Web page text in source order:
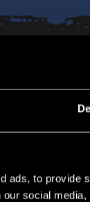
ads, to
social